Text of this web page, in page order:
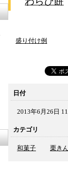
盛り付け例
日付
2013年6月26日
カテゴリ
和菓子 栗き